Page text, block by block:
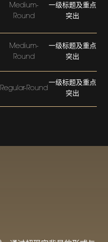
Medium-
Round
一级标题及重点
突出
Medium-
Round
一级标题及重点
突出
Regular-Round
一级标题及重点
突出